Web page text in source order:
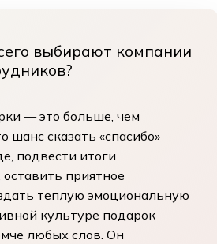
выбирают компании
— это больше, чем
шанс сказать «спасибо»
подвести итоги
оставить приятное
теплую эмоциональную
культуре подарок
любых слов. Он